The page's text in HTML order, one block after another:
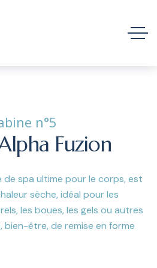
n°5
Fuzion
de spa ultime pour le corps, est
sèche, idéal pour les
les boues, les gels ou autres
bien-être, de remise en forme